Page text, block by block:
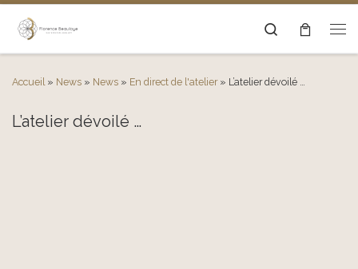
Passer au contenu Search
Accueil » News » News » En direct de l'atelier » L’atelier dévoilé …
L’atelier dévoilé …